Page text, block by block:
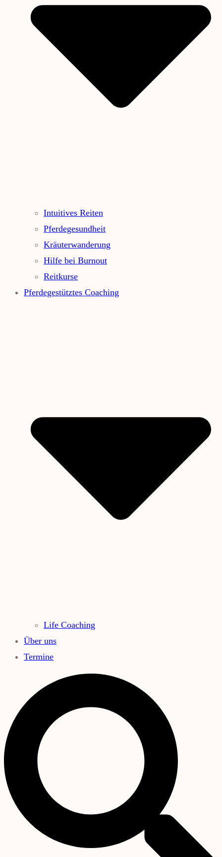
Intuitives Reiten
Pferdegesundheit
Kräuterwanderung
Hilfe bei Burnout
Reitkurse
Pferdegestütztes Coaching
Life Coaching
Über uns
Termine